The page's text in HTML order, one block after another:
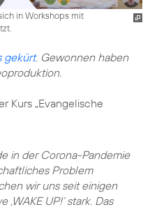
in Workshops mit
gekürt. Gewonnen haben
Kurs „Evangelische
in der Corona-Pandemie
Problem
wir uns seit einigen
‚WAKE UP!‘ stark. Das